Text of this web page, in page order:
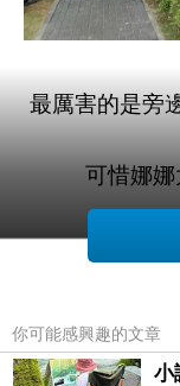
最厲害的是旁
可惜娜
娜
你可能感興趣的文章
小